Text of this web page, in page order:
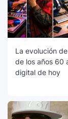
La evolución
de los años 60
digital de hoy